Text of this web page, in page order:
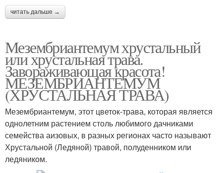
читать дальше →
Мезембриантемум хрустальный
или хрустальная трава.
Завораживающая красота!
МЕЗЕМБРИАНТЕМУМ
(ХРУСТАЛЬНАЯ ТРАВА)
Мезембриантемум, этот цветок-трава, которая является
однолетним растением столь любимого дачниками
семейства аизовых, в разных регионах часто называют
Хрустальной (Ледяной) травой, полуденником или
ледяником.